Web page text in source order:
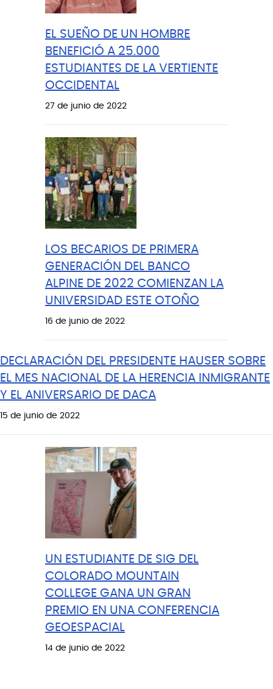
EL SUEÑO DE UN HOMBRE
BENEFICIÓ A 25.000
ESTUDIANTES DE LA VERTIENTE
OCCIDENTAL
27 de junio de 2022
LOS BECARIOS DE PRIMERA
GENERACIÓN DEL BANCO
ALPINE DE 2022 COMIENZAN LA
UNIVERSIDAD ESTE OTOÑO
16 de junio de 2022
DECLARACIÓN DEL PRESIDENTE HAUSER SOBRE
EL MES NACIONAL DE LA HERENCIA INMIGRANTE
Y EL ANIVERSARIO DE DACA
15 de junio de 2022
UN ESTUDIANTE DE SIG DEL
COLORADO MOUNTAIN
COLLEGE GANA UN GRAN
PREMIO EN UNA CONFERENCIA
GEOESPACIAL
14 de junio de 2022